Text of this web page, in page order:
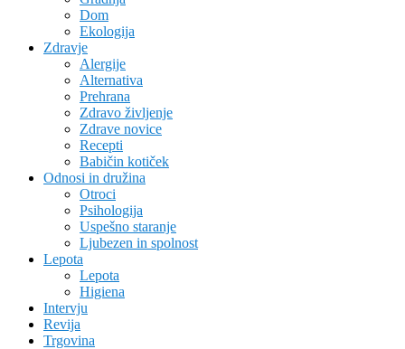
Dom
Ekologija
Zdravje
Alergije
Alternativa
Prehrana
Zdravo življenje
Zdrave novice
Recepti
Babičin kotiček
Odnosi in družina
Otroci
Psihologija
Uspešno staranje
Ljubezen in spolnost
Lepota
Lepota
Higiena
Intervju
Revija
Trgovina